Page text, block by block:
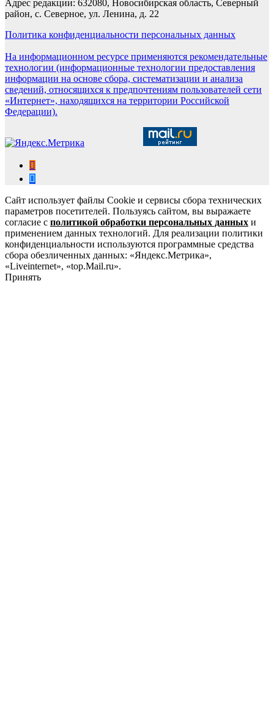
Адрес редакции: 632080, Новосибирская область, Северный
район, с. Северное, ул. Ленина, д. 22
Политика конфиденциальности персональных данных
На информационном ресурсе применяются рекомендательные
технологии (информационные технологии предоставления
информации на основе сбора, систематизации и анализа
сведений, относящихся к предпочтениям пользователей сети
«Интернет», находящихся на территории Российской
Федерации).
Сайт использует файлы Cookie и сервисы сбора технических
параметров посетителей. Пользуясь сайтом, вы выражаете
согласие с политикой обработки персональных данных и
применением данных технологий. Для реализации политики
конфиденциальности используются программные средства
сбора обезличенных данных: «Яндекс.Метрика»,
«Liveinternet», «top.Mail.ru».
Принять